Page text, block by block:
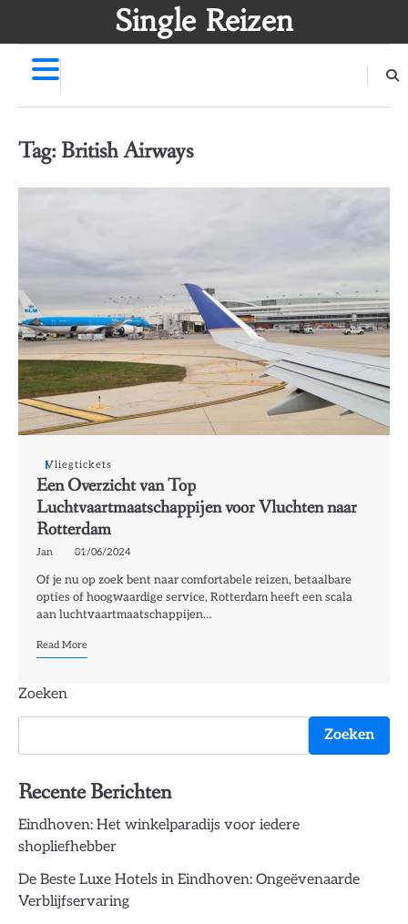
Single Reizen
Tag: British Airways
Vliegtickets
Een Overzicht van Top
Luchtvaartmaatschappijen voor Vluchten naar
Rotterdam
Jan 01/06/2024
Of je nu op zoek bent naar comfortabele reizen, betaalbare
opties of hoogwaardige service, Rotterdam heeft een scala
aan luchtvaartmaatschappijen…
Read More
Zoeken
Zoeken
Recente Berichten
Eindhoven: Het winkelparadijs voor iedere
shopliefhebber
De Beste Luxe Hotels in Eindhoven: Ongeëvenaarde
Verblijfservaring